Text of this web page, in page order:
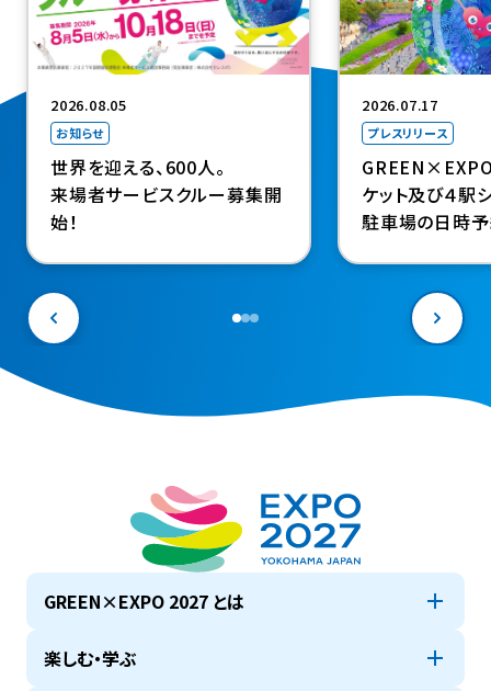
2026.08.05
お知らせ
世界を迎える、600人。
来場者サービスクルー募集開
始！
2026.07.17
プレスリリース
ケット及び４駅
駐車場の日時
年前の９月18
ート～
GREEN×EXPO 2027 とは
楽しむ・学ぶ